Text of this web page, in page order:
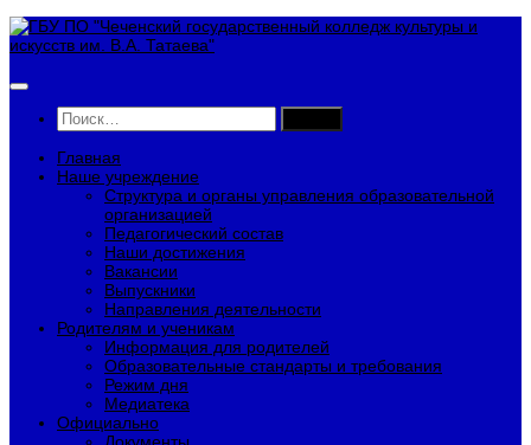
Перейти
к
Найти:
Главная
Наше учреждение
Структура и органы управления образовательной
организацией
Педагогический состав
Наши достижения
Вакансии
Выпускники
Направления деятельности
Родителям и ученикам
Информация для родителей
Образовательные стандарты и требования
Режим дня
Медиатека
Официально